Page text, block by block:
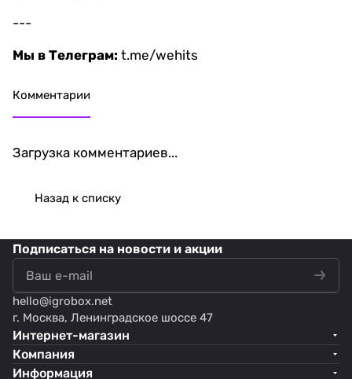
---
Мы в Телеграм: t.me/wehits
Комментарии
Загрузка комментариев...
Назад к списку
Подписаться на новости и акции
hello@igrobox.net
г. Москва, Ленинградское шоссе 47
Интернет-магазин
Компания
Информация